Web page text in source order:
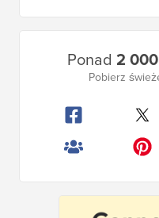
Ponad 2
Pobierz